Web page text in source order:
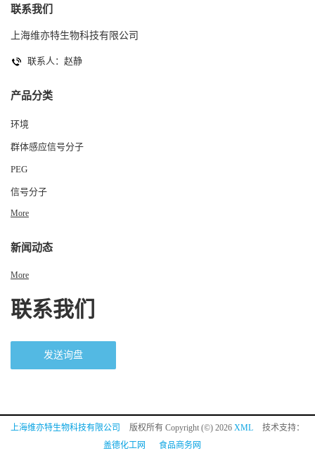
联系我们
上海维亦特生物科技有限公司
联系人：赵静
产品分类
环境
群体感应信号分子
PEG
信号分子
More
新闻动态
More
联系我们
发送询盘
上海维亦特生物科技有限公司 版权所有 Copyright (©) 2026 XML
技术支持：
盖德化工网
食品商务网